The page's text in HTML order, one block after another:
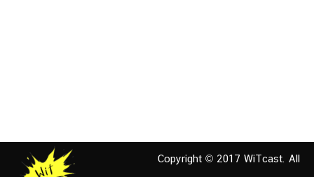
Copyright © 2017 WiTcast. All